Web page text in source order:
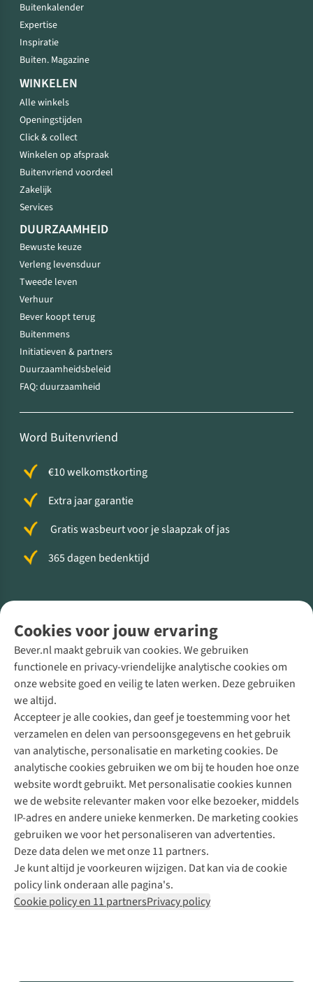
Cookies voor jouw ervaring
Bever.nl maakt gebruik van cookies. We gebruiken
functionele en privacy-vriendelijke analytische cookies om
onze website goed en veilig te laten werken. Deze gebruiken
we altijd.
Accepteer je alle cookies, dan geef je toestemming voor het
verzamelen en delen van persoonsgegevens en het gebruik
van analytische, personalisatie en marketing cookies. De
analytische cookies gebruiken we om bij te houden hoe onze
website wordt gebruikt. Met personalisatie cookies kunnen
we de website relevanter maken voor elke bezoeker, middels
IP-adres en andere unieke kenmerken. De marketing cookies
gebruiken we voor het personaliseren van advertenties.
Deze data delen we met onze 11 partners.
Je kunt altijd je voorkeuren wijzigen. Dat kan via de cookie
policy link onderaan alle pagina's.
Cookie policy en 11 partnersPrivacy policy
Buitenkalender
Expertise
Inspiratie
Buiten. Magazine
WINKELEN
Alle winkels
Openingstijden
Click & collect
Winkelen op afspraak
Buitenvriend voordeel
Zakelijk
Services
DUURZAAMHEID
Bewuste keuze
Verleng levensduur
Tweede leven
Verhuur
Bever koopt terug
Buitenmens
Initiatieven & partners
Duurzaamheidsbeleid
FAQ: duurzaamheid
Word Buitenvriend
€10 welkomstkorting
Extra jaar garantie
Gratis wasbeurt voor je slaapzak of jas
365 dagen bedenktijd
Direct advies van een Buitenexpert
+31 (0)85 888 50 88
+31 6 12 28 49 80
Contactformulier